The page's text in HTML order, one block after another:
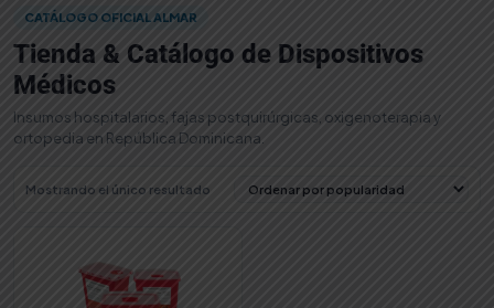
CATÁLOGO OFICIAL ALMAR
Tienda & Catálogo de Dispositivos
Médicos
Insumos hospitalarios, fajas postquirúrgicas, oxigenoterapia y
ortopedia en República Dominicana.
Mostrando el único resultado